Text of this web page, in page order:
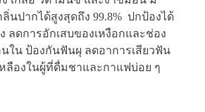
ปากได้สูงสุดถึง 99.8% ปกป้องได้
ลดการอักเสบของเหงือกและช่อง
ใน ป้องกันฟันผุ ลดอาการเสียวฟัน
ลืองในผู้ที่ดื่มชาและกาแฟบ่อย ๆ